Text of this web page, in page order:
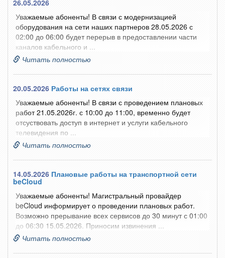
26.05.2026
Уважаемые абоненты! В связи с модернизацией
оборудования на сети наших партнеров 28.05.2026 с
02:00 до 06:00 будет перерыв в предоставлении части
каналов кабельного и ...
Читать полностью
20.05.2026 Работы на сетях связи
Уважаемые абоненты! В связи с проведением плановых
работ 21.05.2026г. с 10:00 до 11:00, временно будет
отсуствовать доступ в интернет и услуги кабельного
телевидения по ...
Читать полностью
14.05.2026 Плановые работы на транспортной сети
beCloud
Уважаемые абоненты! Магистральный провайдер
beCloud информирует о проведении плановых работ.
Возможно прерывание всех сервисов до 30 минут с 01:00
до 06:30 15.05.2026. Приносим извинения ...
Читать полностью